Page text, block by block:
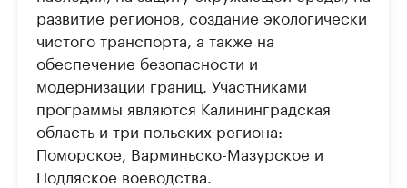
развитие регионов, создание экологически
чистого транспорта, а также на
обеспечение безопасности и
модернизации границ. Участниками
программы являются Калининградская
область и три польских региона:
Поморское, Варминьско-Мазурское и
Подляское воеводства.